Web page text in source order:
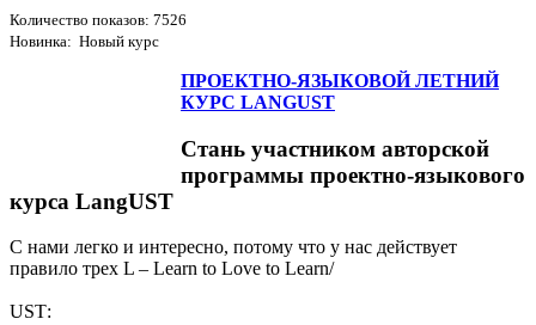
Количество показов: 7526
Новинка: Новый курс
ПРОЕКТНО-ЯЗЫКОВОЙ ЛЕТНИЙ
КУРС LANGUST
Стань участником авторской
программы проектно-языкового
курса LangUST
С нами легко и интересно, потому что у нас действует
правило трех L – Learn to Love to Learn/
USТ: